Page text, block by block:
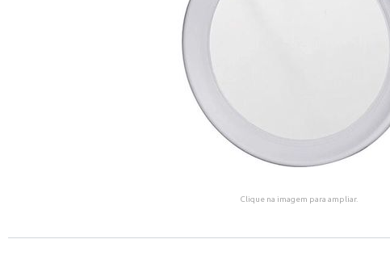
Clique na imagem para ampliar.